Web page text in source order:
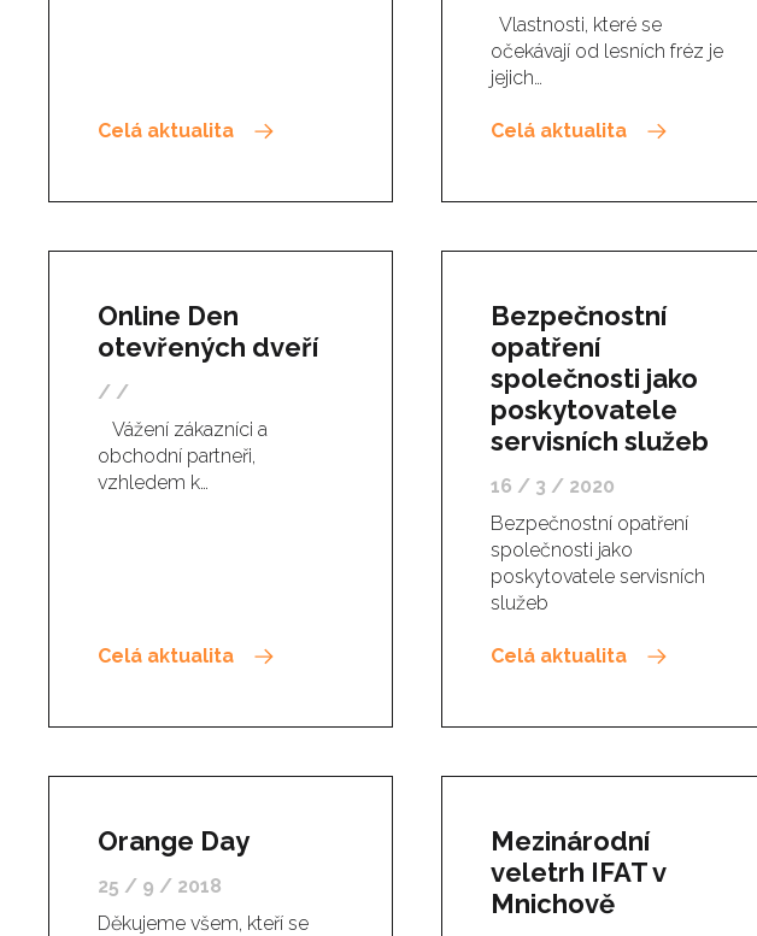
Celá aktualita
Vlastnosti, které se
očekávají od lesních fréz je
jejich…
Celá aktualita
Online Den
otevřených dveří
/ /
Vážení zákazníci a
obchodní partneři,
vzhledem k…
Celá aktualita
Bezpečnostní
opatření
společnosti jako
poskytovatele
servisních služeb
16 / 3 / 2020
Bezpečnostní opatření
společnosti jako
poskytovatele servisních
služeb
Celá aktualita
Orange Day
25 / 9 / 2018
Děkujeme všem, kteří se
Mezinárodní
veletrh IFAT v
Mnichově